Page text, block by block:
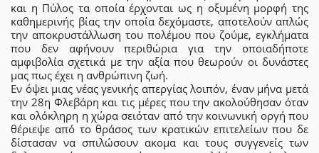
και η Πύλος τα οποία έρχονται ως η οξυμένη μορφή της
καθημερινής βίας την οποία δεχόμαστε, αποτελούν απλώς
την αποκρυστάλλωση του πολέμου που ζούμε, εγκλήματα
που δεν αφήνουν περιθώρια για την οποιαδήποτε
αμφιβολία σχετικά με την αξία που θεωρούν οι δυνάστες
μας πως έχει η ανθρώπινη ζωή.
Εν όψει μιας νέας γενικής απεργίας λοιπόν, έναν μήνα μετά
την 28η Φλεβάρη και τις μέρες που την ακολούθησαν όταν
και ολόκληρη η χώρα σειόταν από την κοινωνική οργή που
θέριεψε από το θράσος των κρατικών επιτελείων που δε
δίστασαν να σπιλώσουν ακομα και τους συγγενείς των